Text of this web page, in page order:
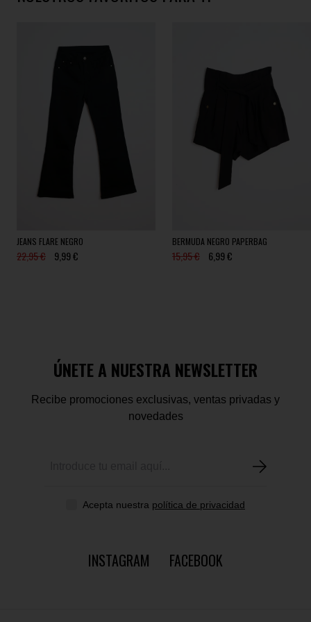
JEANS FLARE NEGRO
22,95 € 9,99 €
BERMUDA NEGRO PAPERBAG
15,95 € 6,99 €
ÚNETE A NUESTRA NEWSLETTER
Recibe promociones exclusivas, ventas privadas y
novedades
Acepta nuestra política de privacidad
INSTAGRAM FACEBOOK